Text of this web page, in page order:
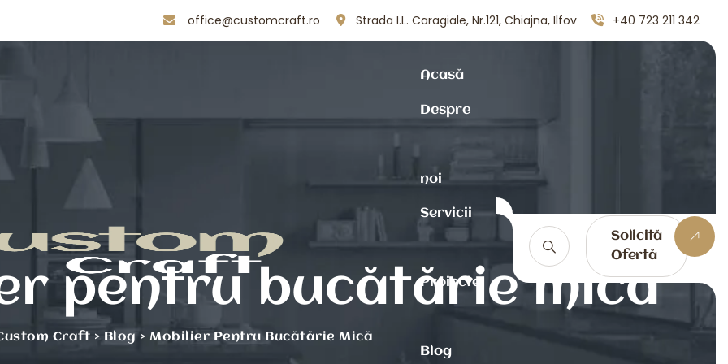
office@customcraft.ro Strada I.L. Caragiale, Nr.121, Chiajna, Ilfov +40 723 211 342
Acasă
Despre
noi
Servicii
Proiecte
Blog
Solicită
Ofertă
pentru bucătărie mică
Craft > Blog > Mobilier Pentru Bucătărie Mică